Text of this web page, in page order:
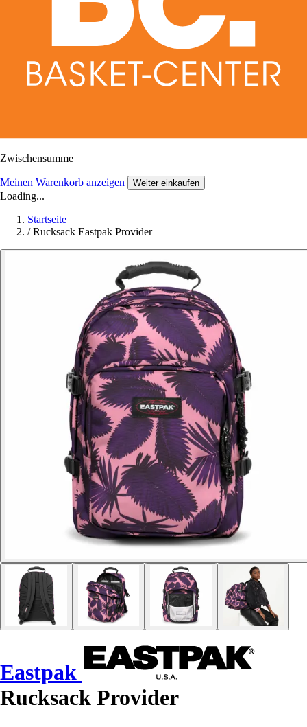
Zwischensumme
Meinen Warenkorb anzeigen Weiter einkaufen
Loading...
Startseite
/ Rucksack Eastpak Provider
Eastpak
Rucksack Provider